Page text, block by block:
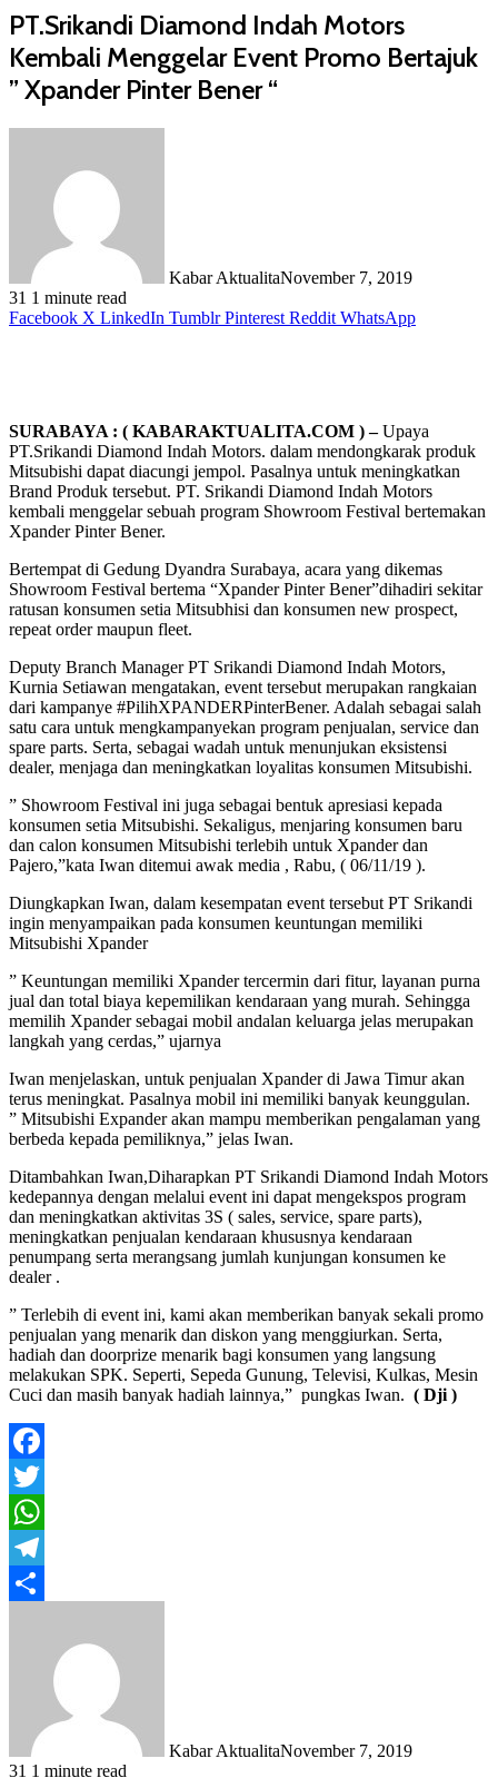
PT.Srikandi Diamond Indah Motors
Kembali Menggelar Event Promo Bertajuk
” Xpander Pinter Bener “
Kabar AktualitaNovember 7, 2019
31 1 minute read
Facebook X LinkedIn Tumblr Pinterest Reddit WhatsApp
SURABAYA : ( KABARAKTUALITA.COM ) –Upaya
PT.Srikandi Diamond Indah Motors. dalam mendongkarak produk
Mitsubishi dapat diacungi jempol. Pasalnya untuk meningkatkan
Brand Produk tersebut. PT. Srikandi Diamond Indah Motors
kembali menggelar sebuah program Showroom Festival bertemakan
Xpander Pinter Bener.
Bertempat di Gedung Dyandra Surabaya, acara yang dikemas
Showroom Festival bertema “Xpander Pinter Bener”dihadiri sekitar
ratusan konsumen setia Mitsubhisi dan konsumen new prospect,
repeat order maupun fleet.
Deputy Branch Manager PT Srikandi Diamond Indah Motors,
Kurnia Setiawan mengatakan, event tersebut merupakan rangkaian
dari kampanye #PilihXPANDERPinterBener. Adalah sebagai salah
satu cara untuk mengkampanyekan program penjualan, service dan
spare parts. Serta, sebagai wadah untuk menunjukan eksistensi
dealer, menjaga dan meningkatkan loyalitas konsumen Mitsubishi.
” Showroom Festival ini juga sebagai bentuk apresiasi kepada
konsumen setia Mitsubishi. Sekaligus, menjaring konsumen baru
dan calon konsumen Mitsubishi terlebih untuk Xpander dan
Pajero,”kata Iwan ditemui awak media , Rabu, ( 06/11/19 ).
Diungkapkan Iwan, dalam kesempatan event tersebut PT Srikandi
ingin menyampaikan pada konsumen keuntungan memiliki
Mitsubishi Xpander
” Keuntungan memiliki Xpander tercermin dari fitur, layanan purna
jual dan total biaya kepemilikan kendaraan yang murah. Sehingga
memilih Xpander sebagai mobil andalan keluarga jelas merupakan
langkah yang cerdas,” ujarnya
Iwan menjelaskan, untuk penjualan Xpander di Jawa Timur akan
terus meningkat. Pasalnya mobil ini memiliki banyak keunggulan.
” Mitsubishi Expander akan mampu memberikan pengalaman yang
berbeda kepada pemiliknya,” jelas Iwan.
Ditambahkan Iwan,Diharapkan PT Srikandi Diamond Indah Motors
kedepannya dengan melalui event ini dapat mengekspos program
dan meningkatkan aktivitas 3S ( sales, service, spare parts),
meningkatkan penjualan kendaraan khususnya kendaraan
penumpang serta merangsang jumlah kunjungan konsumen ke
dealer .
” Terlebih di event ini, kami akan memberikan banyak sekali promo
penjualan yang menarik dan diskon yang menggiurkan. Serta,
hadiah dan doorprize menarik bagi konsumen yang langsung
melakukan SPK. Seperti, Sepeda Gunung, Televisi, Kulkas, Mesin
Cuci dan masih banyak hadiah lainnya,” pungkas Iwan. ( Dji )
Facebook
Twitter
WhatsApp
Telegram
Kabar AktualitaNovember 7, 2019
31 1 minute read